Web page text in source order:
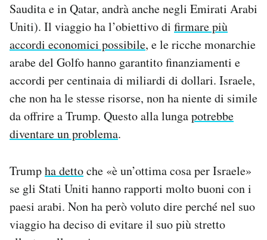
Saudita e in Qatar, andrà anche negli Emirati Arabi
Uniti). Il viaggio ha l’obiettivo di firmare più
accordi economici possibile, e le ricche monarchie
arabe del Golfo hanno garantito finanziamenti e
accordi per centinaia di miliardi di dollari. Israele,
che non ha le stesse risorse, non ha niente di simile
da offrire a Trump. Questo alla lungapotrebbe
diventare un problema.
Trumpha dettoche «è un’ottima cosa per Israele»
se gli Stati Uniti hanno rapporti molto buoni con i
paesi arabi. Non ha però voluto dire perché nel suo
viaggio ha deciso di evitare il suo più stretto